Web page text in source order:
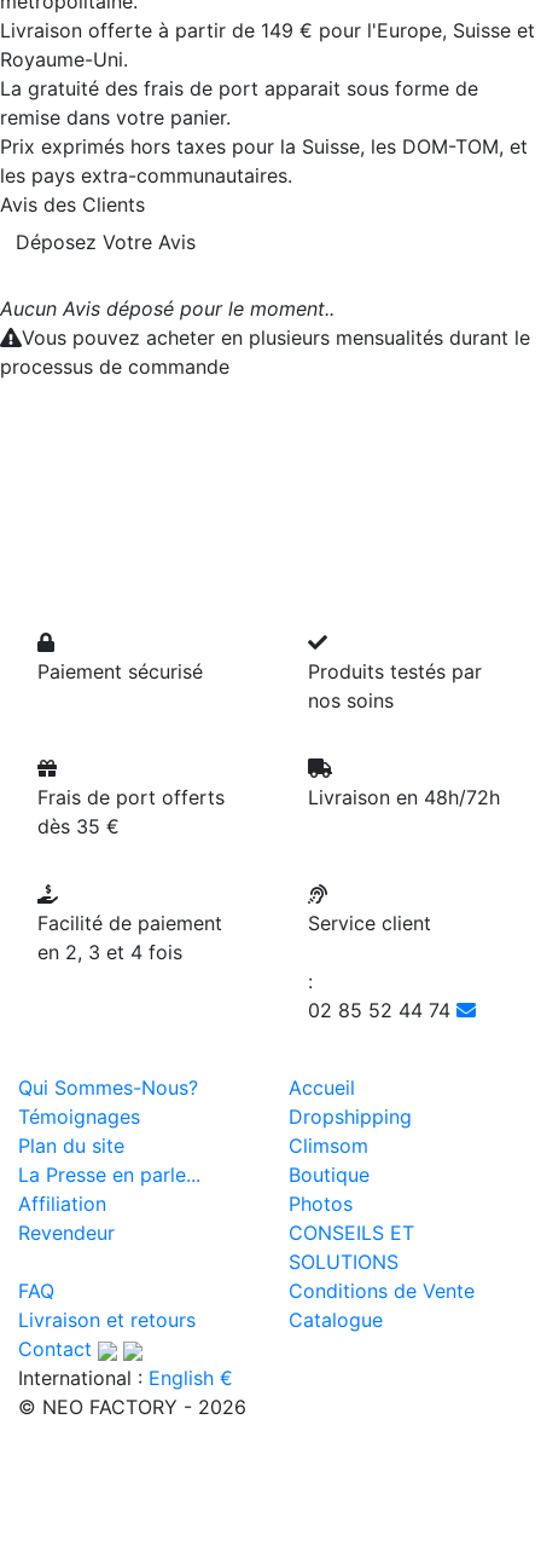
Livraison offerte à partir de 149 € pour l'Europe, Suisse et
Royaume-Uni.
La gratuité des frais de port apparait sous forme de
remise dans votre panier.
Prix exprimés hors taxes pour la Suisse, les DOM-TOM, et
les pays extra-communautaires.
Avis des Clients
Déposez Votre Avis
Aucun Avis déposé pour le moment..
Vous pouvez acheter en plusieurs mensualités durant le
processus de commande
Paiement sécurisé
Produits testés par
nos soins
Frais de port offerts
dès 35 €
Livraison en 48h/72h
Facilité de paiement
en 2, 3 et 4 fois
Service client
:
02 85 52 44 74
Qui Sommes-Nous?
Accueil
Témoignages
Dropshipping
Plan du site
Climsom
La Presse en parle...
Boutique
Affiliation
Photos
Revendeur
CONSEILS ET
SOLUTIONS
FAQ
Conditions de Vente
Livraison et retours
Catalogue
Contact
International : English €
© NEO FACTORY - 2026